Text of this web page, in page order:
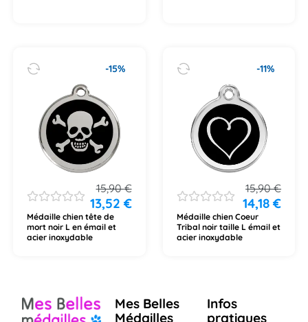
-15%
15,90€
13,52 €
Médaille chien tête de
mort noir L en émail et
acier inoxydable
-11%
15,90€
14,18€
Médaille chien Coeur
Tribal noir taille L émail et
acier inoxydable
Mes Belles
Médailles
Infos
pratiques